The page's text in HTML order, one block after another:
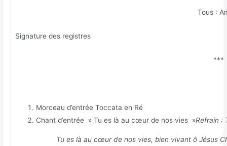
Tous :
Signature des registres
***
Morceau d’entrée Toccata en Ré
Chant d’entrée » Tu es là au cœur de nos vies »Refrain :
Tu es là au cœur de nos vies, bien vivant ô Jésus